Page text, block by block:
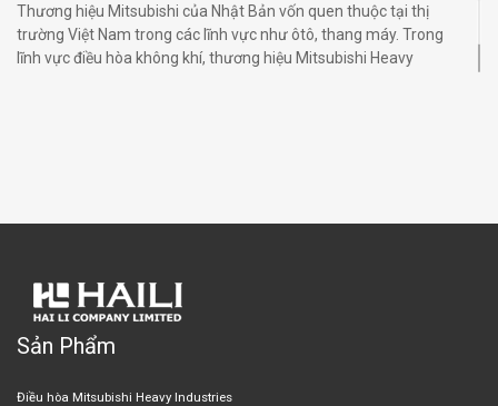
Thương hiệu Mitsubishi của Nhật Bản vốn quen thuộc tại thị
trường Việt Nam trong các lĩnh vực như ôtô, thang máy. Trong
lĩnh vực điều hòa không khí, thương hiệu Mitsubishi Heavy
Sản Phẩm
Điều hòa Mitsubishi Heavy Industries